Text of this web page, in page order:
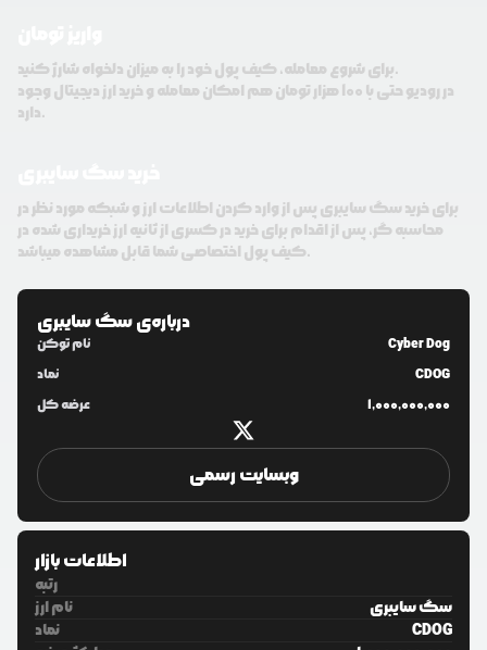
برای شروع معامله، کیف پول خود را به میزان دلخواه شارژ کنید.
در رودیو حتی با 100 هزار تومان هم امکان معامله و خرید ارز دیجیتال وجود
دارد.
برای خرید سگ سایبری پس از وارد کردن اطلاعات ارز و شبکه مورد نظر در
محاسبه گر، پس از اقدام برای خرید در کسری از ثانیه ارز خریداری شده در
کیف پول اختصاصی شما قابل مشاهده میباشد.
درباره‌یسگ سایبری
نام توکن
Cyber Dog
نماد
CDOG
عرضه کل
1,000,000,000
وبسایت رسمی
اطلاعات بازار
رتبه
نام ارز
سگ سایبری
نماد
CDOG